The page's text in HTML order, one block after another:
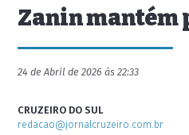
Zanin mantém
24 de Abril de 2026 às 22:33
CRUZEIRO DO SUL
redacao@jornalcruzeiro.com.br